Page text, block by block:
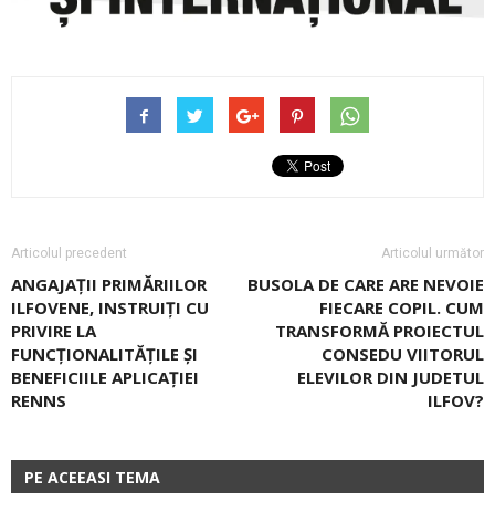
Articolul precedent
ANGAJAȚII PRIMĂRIILOR
ILFOVENE, INSTRUIȚI CU
PRIVIRE LA
FUNCȚIONALITĂȚILE ȘI
BENEFICIILE APLICAȚIEI
RENNS
Articolul următor
BUSOLA DE CARE ARE NEVOIE
FIECARE COPIL. CUM
TRANSFORMĂ PROIECTUL
CONSEDU VIITORUL
ELEVILOR DIN JUDETUL
ILFOV?
PE ACEEASI TEMA